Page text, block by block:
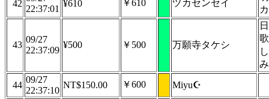
42
22:37:01
¥610 ￥610 ヅカセンセイ
43
09/27
22:37:09
¥500 ￥500 万願寺タケシ
44
09/27
22:37:10
NT$150.00 ￥600 Miyu☪️